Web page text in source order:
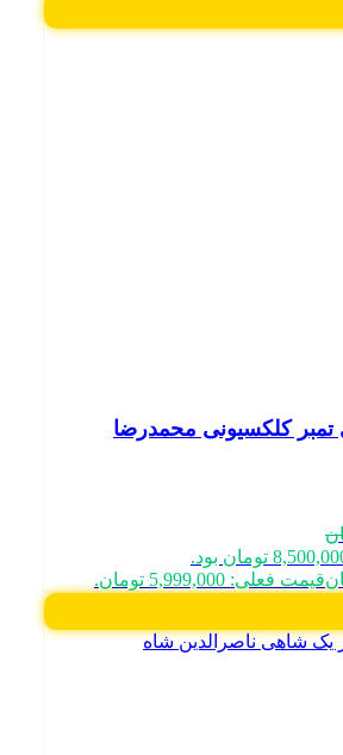
تمبر کلکسیونی محمدرضا
قیمت فعلی: 5,999,000 تومان.